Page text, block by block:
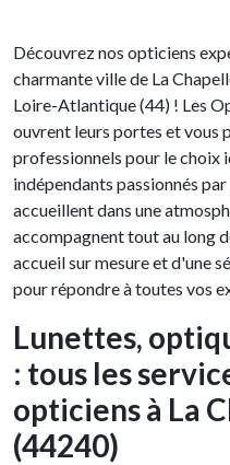
Découvrez nos opticiens
charmante ville de La
Loire-Atlantique (44) ! Les
ouvrent leurs portes et vous
professionnels pour le choix
indépendants passionnés
accueillent dans une
accompagnent tout au long
accueil sur mesure et d'une
pour répondre à toutes vos
Lunettes,
: tous les
opticiens à La
(44240)